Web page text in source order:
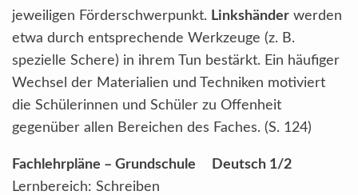
jeweiligen Förderschwerpunkt. Linkshänder werden
etwa durch entsprechende Werkzeuge (z. B.
spezielle Schere) in ihrem Tun bestärkt. Ein häufiger
Wechsel der Materialien und Techniken motiviert
die Schülerinnen und Schüler zu Offenheit
gegenüber allen Bereichen des Faches. (S. 124)
Fachlehrpläne – Grundschule Deutsch 1/2
Lernbereich: Schreiben